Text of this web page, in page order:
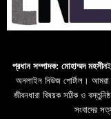
প্রধান সম্পাদক: মোহাম্মদ মহসীন
অনলাইন নিউজ পোর্টাল। আমরা
জীবনধারা বিষয়ক সঠিক ও
সংবাদের